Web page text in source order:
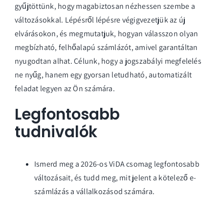
gyűjtöttünk, hogy magabiztosan nézhessen szembe a
változásokkal. Lépésről lépésre végigvezetjük az új
elvárásokon, és megmutatjuk, hogyan válasszon olyan
megbízható, felhőalapú számlázót, amivel garantáltan
nyugodtan alhat. Célunk, hogy a jogszabályi megfelelés
ne nyűg, hanem egy gyorsan letudható, automatizált
feladat legyen az Ön számára.
Legfontosabb
tudnivalók
Ismerd meg a 2026-os ViDA csomag legfontosabb
változásait, és tudd meg, mit jelent a kötelező e-
számlázás a vállalkozásod számára.